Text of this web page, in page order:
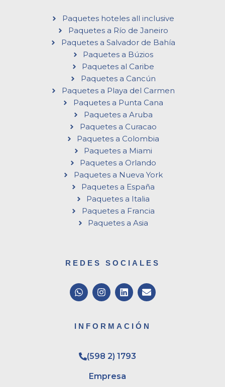
Paquetes hoteles all inclusive
Paquetes a Río de Janeiro
Paquetes a Salvador de Bahía
Paquetes a Búzios
Paquetes al Caribe
Paquetes a Cancún
Paquetes a Playa del Carmen
Paquetes a Punta Cana
Paquetes a Aruba
Paquetes a Curacao
Paquetes a Colombia
Paquetes a Miami
Paquetes a Orlando
Paquetes a Nueva York
Paquetes a España
Paquetes a Italia
Paquetes a Francia
Paquetes a Asia
REDES SOCIALES
W
h
s
a
p
I
n
a
g
a
m
L
i
e
d
n
E
n
l
o
INFORMACIÓN
(598 2) 1793
Empresa